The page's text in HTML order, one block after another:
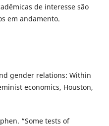
de interesse são
em andamento.
gender relations: Within
economics, Houston,
“Some tests of